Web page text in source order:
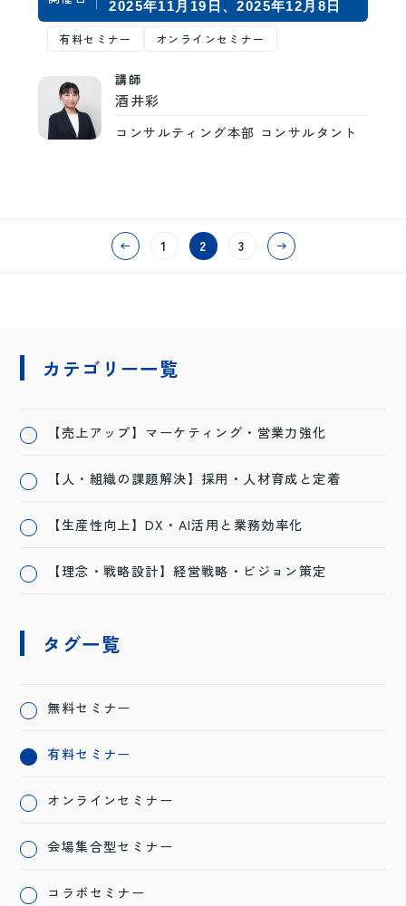
2025年11月19日
2025年12月8日
有料セミナー オンラインセミナー
講師
酒井彩
コンサルティング本部 コンサルタント
1 2 3
カテゴリー一覧
【売上アップ】マーケティング・営業力強化
【人・組織の課題解決】採用・人材育成と定着
【生産性向上】DX・AI活用と業務効率化
【理念・戦略設計】経営戦略・ビジョン策定
タグ一覧
無料セミナー
有料セミナー
オンラインセミナー
会場集合型セミナー
コラボセミナー